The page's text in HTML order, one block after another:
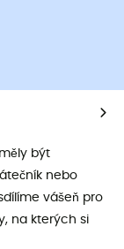
být
nebo
vášeň pro
na kterých si